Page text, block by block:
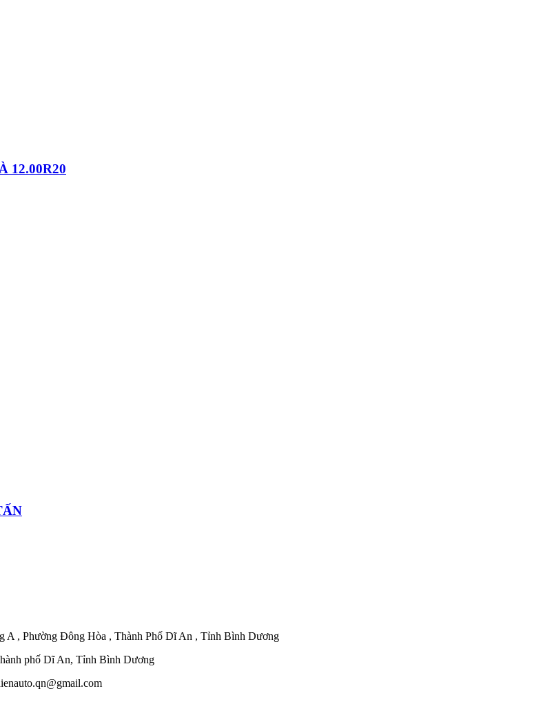
12.00R20
, Phường Đông Hòa , Thành Phố Dĩ An , Tỉnh Bình Dương
phố Dĩ An, Tỉnh Bình Dương